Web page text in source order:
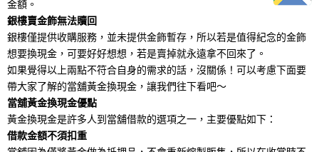
金額。
銀樓賣金飾無法贖回
銀樓僅提供收購服務，並未提供金飾暫存，所以若是值得紀念的金飾
想要換現金，可要好好想想，若是賣掉就永遠拿不回來了。
如果覺得以上兩點不符合自身的需求的話，沒關係！可以考慮下面要
帶大家了解的當舖黃金換現金，讓我們往下看吧～
當舖黃金換現金優點
黃金換現金是許多人到當舖借款的選項之一，主要優點如下：
借款金額不須扣重